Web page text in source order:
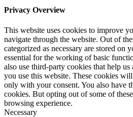
Privacy Overview
This website uses cookies to improve
navigate through the website. Out of
categorized as necessary are stored on
essential for the working of basic
also use third-party cookies that help
you use this website. These cookies
only with your consent. You also have
cookies. But opting out of some of
browsing experience.
Necessary